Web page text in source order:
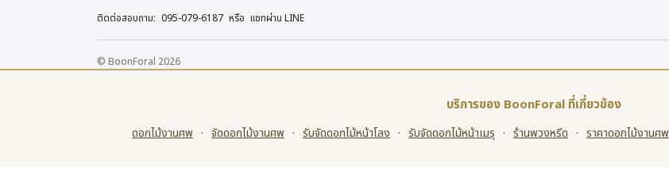
ติดต่อสอบถาม: 095-079-6187 หรือ แชทผ่าน LINE
© BoonForal 2026
บริการของ BoonForal ที่เกี่ยวข้อง
ดอกไม้งานศพ · จัดดอกไม้งานศพ · รับจัดดอกไม้หน้าโลง · รับจัดดอกไม้หน้าเมรุ · ร้านพวงหรีด · ราคาดอกไม้งานศพ